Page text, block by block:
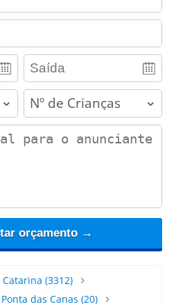
children
orçamento →
Catarina (3312)
Ponta das Canas (20)